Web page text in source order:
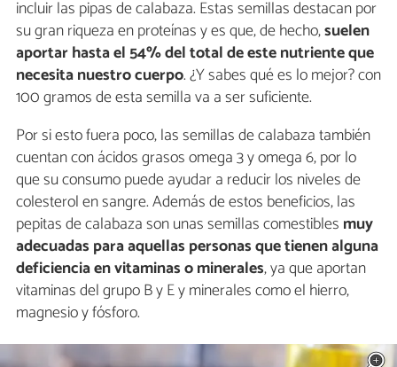
incluir las pipas de calabaza. Estas semillas destacan por
su gran riqueza en proteínas y es que, de hecho,suelen
aportar hasta el 54% del total de este nutriente que
necesita nuestro cuerpo. ¿Y sabes qué es lo mejor? con
100 gramos de esta semilla va a ser suficiente.
Por si esto fuera poco, las semillas de calabaza también
cuentan con ácidos grasos omega 3 y omega 6, por lo
que su consumo puede ayudar a reducir los niveles de
colesterol en sangre. Además de estos beneficios, las
pepitas de calabaza son unas semillas comestibles muy
adecuadas para aquellas personas que tienen alguna
deficiencia en vitaminas o minerales, ya que aportan
vitaminas del grupo B y E y minerales como el hierro,
magnesio y fósforo.